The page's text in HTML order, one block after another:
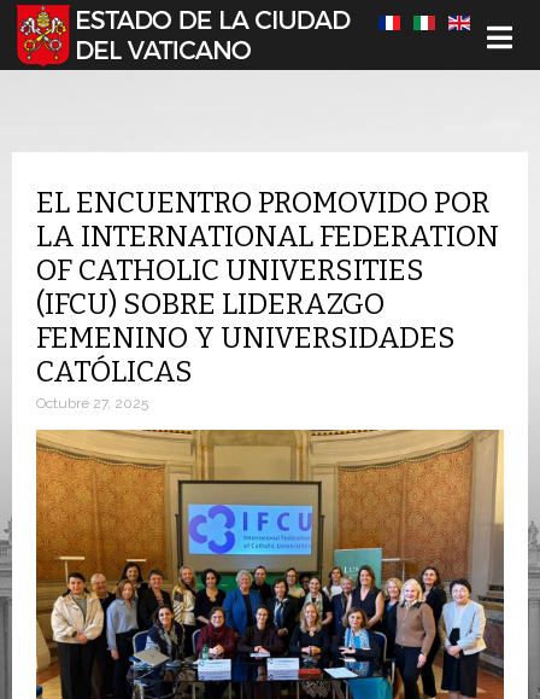
Seleccione su idioma
EL ENCUENTRO PROMOVIDO POR
LA INTERNATIONAL FEDERATION
OF CATHOLIC UNIVERSITIES
(IFCU) SOBRE LIDERAZGO
FEMENINO Y UNIVERSIDADES
CATÓLICAS
Octubre 27, 2025